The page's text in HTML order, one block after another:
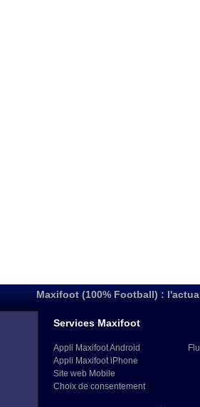
Maxifoot (100% Football) :
Services Maxifoot
Appli Maxifoot Android
Appli Maxifoot iPhone
Site web Mobile
Choix de consentement